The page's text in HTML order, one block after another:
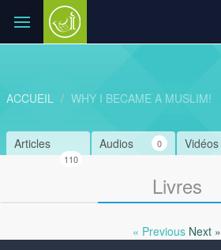
ACCUEIL WHY I BECAME A MUSLIM!
Vidéos
Audios 0
Articles
110
Livres
« Previous Next »